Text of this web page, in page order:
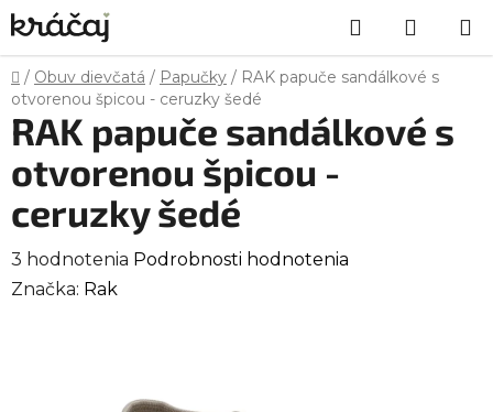
Prejsť
na
obsah
Hľadať
KOŠÍK
Domov
/ Obuv dievčatá / Papučky / RAK papuče sandálkové s
otvorenou špicou - ceruzky šedé
RAK papuče sandálkové s
otvorenou špicou -
ceruzky šedé
Priemerné
hodnotenie
3 hodnotenia Podrobnosti hodnotenia
Značka: Rak